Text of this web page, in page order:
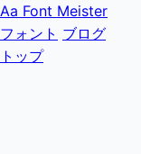
Aa Font Meister
フォント ブログ
トップ